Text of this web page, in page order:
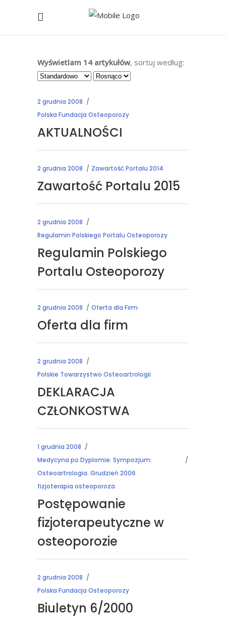
Wyświetlam 14 artykułów, sortuj według:
2 grudnia 2008
Polska Fundacja Osteoporozy
AKTUALNOŚCI
2 grudnia 2008 Zawartość Portalu 2014
Zawartość Portalu 2015
2 grudnia 2008
Regulamin Polskiego Portalu Osteoporozy
Regulamin Polskiego
Portalu Osteoporozy
2 grudnia 2008 Oferta dla Firm
Oferta dla firm
2 grudnia 2008
Polskie Towarzystwo Osteoartrologii
DEKLARACJA
CZŁONKOSTWA
1 grudnia 2008
Medycyna po Dyplomie. Sympozjum:
Osteoartrologia. Grudzień 2006
fizjoterapia osteoporoza
Postępowanie
fizjoterapeutyczne w
osteoporozie
2 grudnia 2008
Polska Fundacja Osteoporozy
Biuletyn 6/2000